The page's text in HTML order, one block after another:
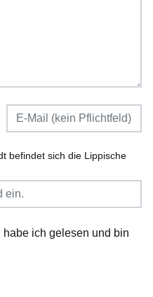
befindet sich die Lippische
habe ich gelesen und bin